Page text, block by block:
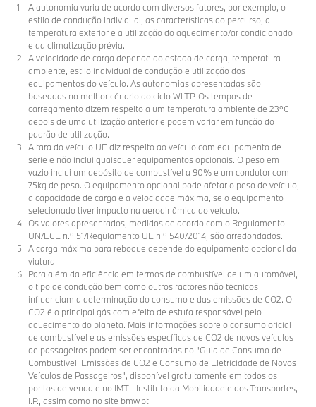
A autonomia varia de acordo com diversos fatores, por exemplo, o
estilo de condução individual, as características do percurso, a
temperatura exterior e a utilização do aquecimento/ar condicionado
e da climatização prévia.
A velocidade de carga depende do estado de carga, temperatura
ambiente, estilo individual de condução e utilização dos
equipamentos do veículo. As autonomias apresentadas são
baseadas no melhor cénario do ciclo WLTP. Os tempos de
carregamento dizem respeito a um temperatura ambiente de 23ºC
depois de uma utilização anterior e podem variar em função do
padrão de utilização.
A tara do veículo UE diz respeito ao veículo com equipamento de
série e não inclui quaisquer equipamentos opcionais. O peso em
vazio inclui um depósito de combustível a 90% e um condutor com
75kg de peso. O equipamento opcional pode afetar o peso de veículo,
a capacidade de carga e a velocidade máxima, se o equipamento
selecionado tiver impacto na aerodinâmica do veículo.
Os valores apresentados, medidos de acordo com o Regulamento
UN/ECE n.º 51/Regulamento UE n.º 540/2014, são arredondados.
A carga máxima para reboque depende do equipamento opcional da
viatura.
Para além da eficiência em termos de combustível de um automóvel,
o tipo de condução bem como outros factores não técnicos
influenciam a determinação do consumo e das emissões de CO2. O
CO2 é o principal gás com efeito de estufa responsável pelo
aquecimento do planeta. Mais informações sobre o consumo oficial
de combustível e as emissões específicas de CO2 de novos veículos
de passageiros podem ser encontradas no "Guia de Consumo de
Combustível, Emissões de CO2 e Consumo de Eletricidade de Novos
Veículos de Passageiros", disponível gratuitamente em todos os
pontos de venda e no IMT - Instituto da Mobilidade e dos Transportes,
I.P., assim como no site bmw.pt